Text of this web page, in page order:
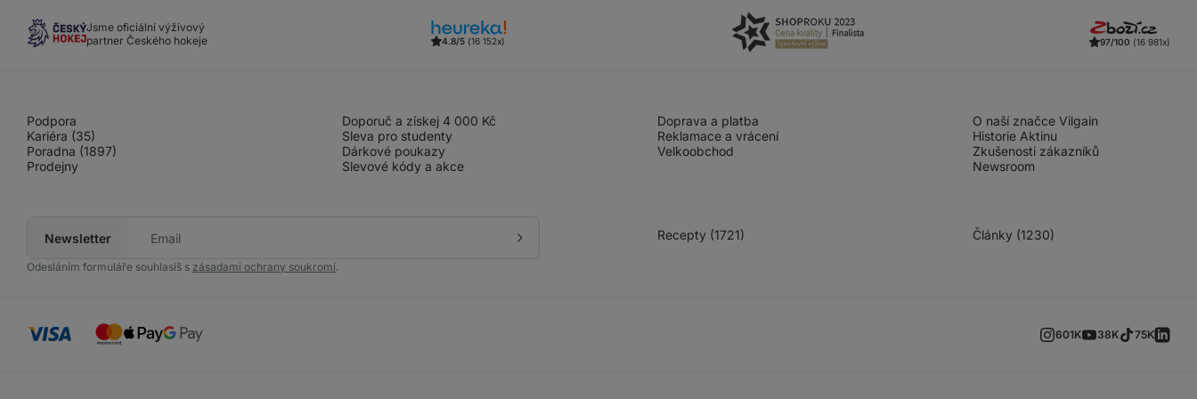
Jsme oficiální výživový
partner Českého hokeje
4.8/5 (16 152x) 97/100 (16 981x)
Podpora
Kariéra (35)
Poradna (1897)
Prodejny
Doporuč a získej 4 000 Kč
Sleva pro studenty
Dárkové poukazy
Slevové kódy a akce
Doprava a platba
Reklamace a vrácení
Velkoobchod
O naší značce Vilgain
Historie Aktinu
Zkušenosti zákazníků
Newsroom
Newsletter
mail
Přihlásit
Odesláním formuláře souhlasíš s zásadami ochrany soukromí.
Recepty (1721) Články (1230)
601K 38K 75K